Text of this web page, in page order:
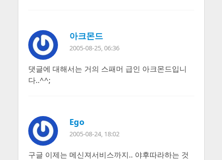
아크몬드
2005-08-25, 06:36
댓글에 대해서는 거의 스패머 급인 아크몬드입니
다..^^;
Ego
2005-08-24, 18:02
구글 이제는 메신져서비스까지.. 야후따라하는 것